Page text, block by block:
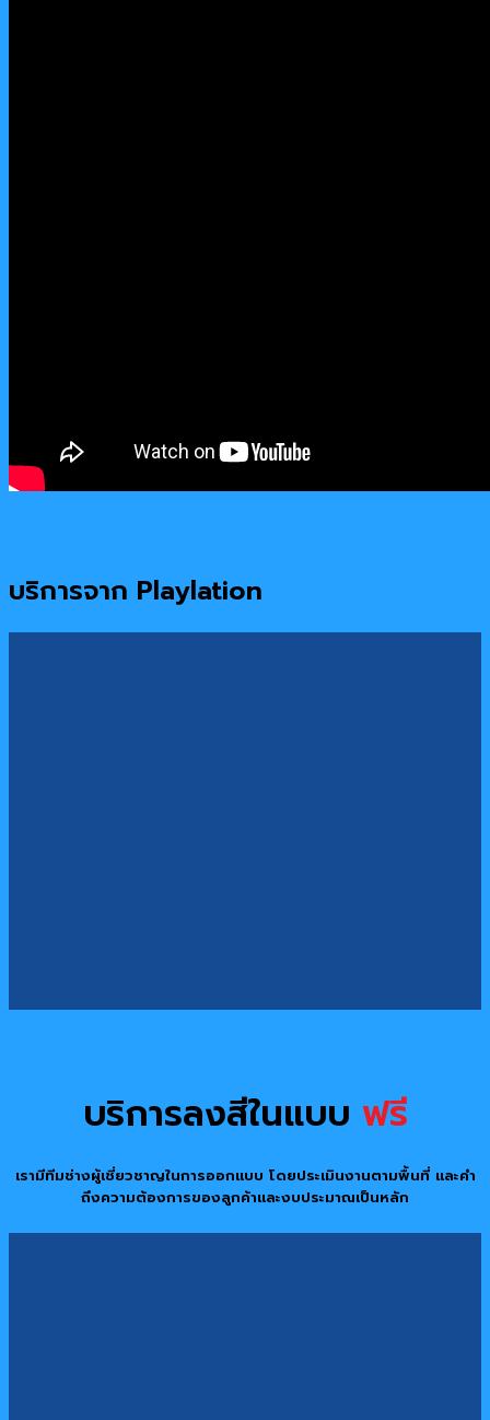
บริการจาก Playlation
บริการลงสีในแบบ ฟรี
เรามีทีมช่างผู้เชี่ยวชาญในการออกแบบ โดยประเมินงานตามพื้นที่ และคำ
ถึงความต้องการของลูกค้าและงบประมาณเป็นหลัก